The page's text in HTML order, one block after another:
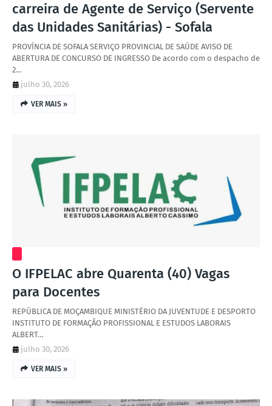
carreira de Agente de Serviço (Servente
das Unidades Sanitárias) - Sofala
PROVÍNCIA DE SOFALA SERVIÇO PROVINCIAL DE SAÚDE AVISO DE
ABERTURA DE CONCURSO DE INGRESSO De acordo com o despacho de
2…
julho 30, 2026
VER MAIS »
O IFPELAC abre Quarenta (40) Vagas
para Docentes
REPÚBLICA DE MOÇAMBIQUE MINISTÉRIO DA JUVENTUDE E DESPORTO
INSTITUTO DE FORMAÇÃO PROFISSIONAL E ESTUDOS LABORAIS
ALBERT…
julho 30, 2026
VER MAIS »